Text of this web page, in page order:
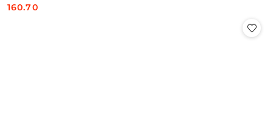
Cena:
160.70